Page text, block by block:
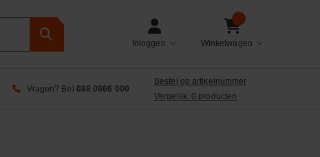
Inloggen Winkelwagen
Vragen? Bel 088 0666 000
Bestel op artikelnummer
Vergelijk: 0 producten